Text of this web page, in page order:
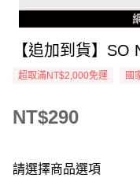
【追加到貨】
超取滿NT$2,000免運 國
NT$290
請選擇商品選項